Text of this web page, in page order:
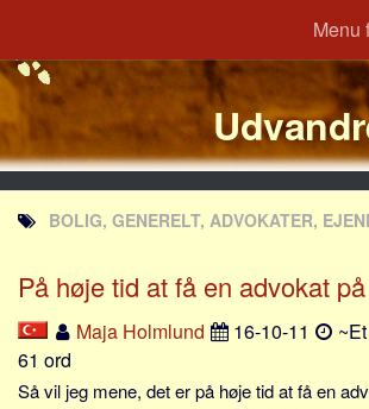
Menu
Portal
Udvandrerne.dk
Utvandrerne.no
Utvandrarna.se
Tyskland.dk
England.dk
Rusland.dk
JLKM.dk
Lande
BOLIG, GENERELT, ADVOKATER,
På høje tid at få en advokat på
Maja Holmlund 16-10-11
61 ord
Så vil jeg mene, det er på høje tid at få en